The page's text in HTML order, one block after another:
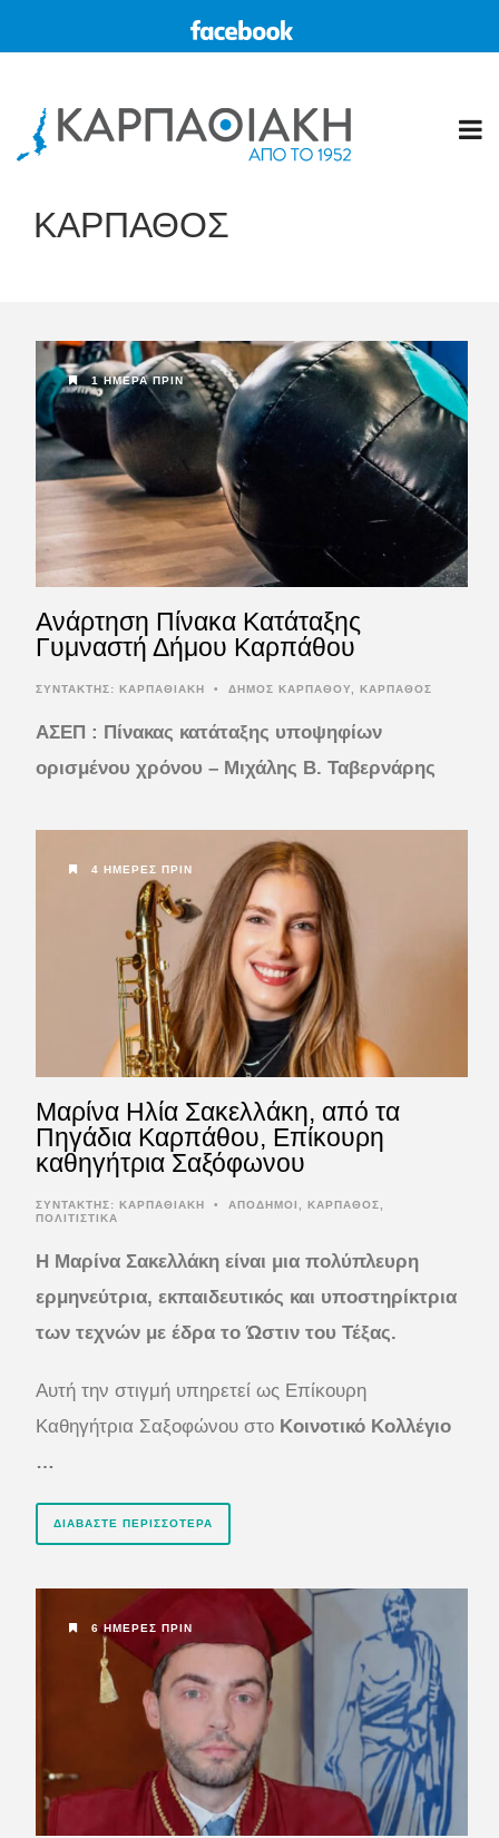
ΚΑΡΠΑΘΟΣ
1 ΗΜΈΡΑ ΠΡΙΝ
Ανάρτηση Πίνακα Κατάταξης
Γυμναστή Δήμου Καρπάθου
ΣΥΝΤΆΚΤΗΣ: ΚΑΡΠΑΘΙΑΚΗ • ΔΗΜΟΣ ΚΑΡΠΑΘΟΥ, ΚΑΡΠΑΘΟΣ
ΑΣΕΠ : Πίνακας κατάταξης υποψηφίων
ορισμένου χρόνου – Μιχάλης Β. Ταβερνάρης
4 ΗΜΈΡΕΣ ΠΡΙΝ
Μαρίνα Ηλία Σακελλάκη, από τα
Πηγάδια Καρπάθου, Επίκουρη
καθηγήτρια Σαξόφωνου
ΣΥΝΤΆΚΤΗΣ: ΚΑΡΠΑΘΙΑΚΗ • ΑΠΟΔΗΜΟΙ ΚΑΡΠΑΘΟΣ
ΠΟΛΙΤΙΣΤΙΚΑ
Η Μαρίνα Σακελλάκη είναι μια πολύπλευρη
ερμηνεύτρια, εκπαιδευτικός και υποστηρίκτρια
των τεχνών με έδρα το Ώστιν του Τέξας.
Αυτή την στιγμή υπηρετεί ως Επίκουρη
Καθηγήτρια Σαξοφώνου στο Κοινοτικό Κολλέγιο
…
ΔΙΑΒΆΣΤΕ ΠΕΡΙΣΣΌΤΕΡΑ
6 ΗΜΈΡΕΣ ΠΡΙΝ